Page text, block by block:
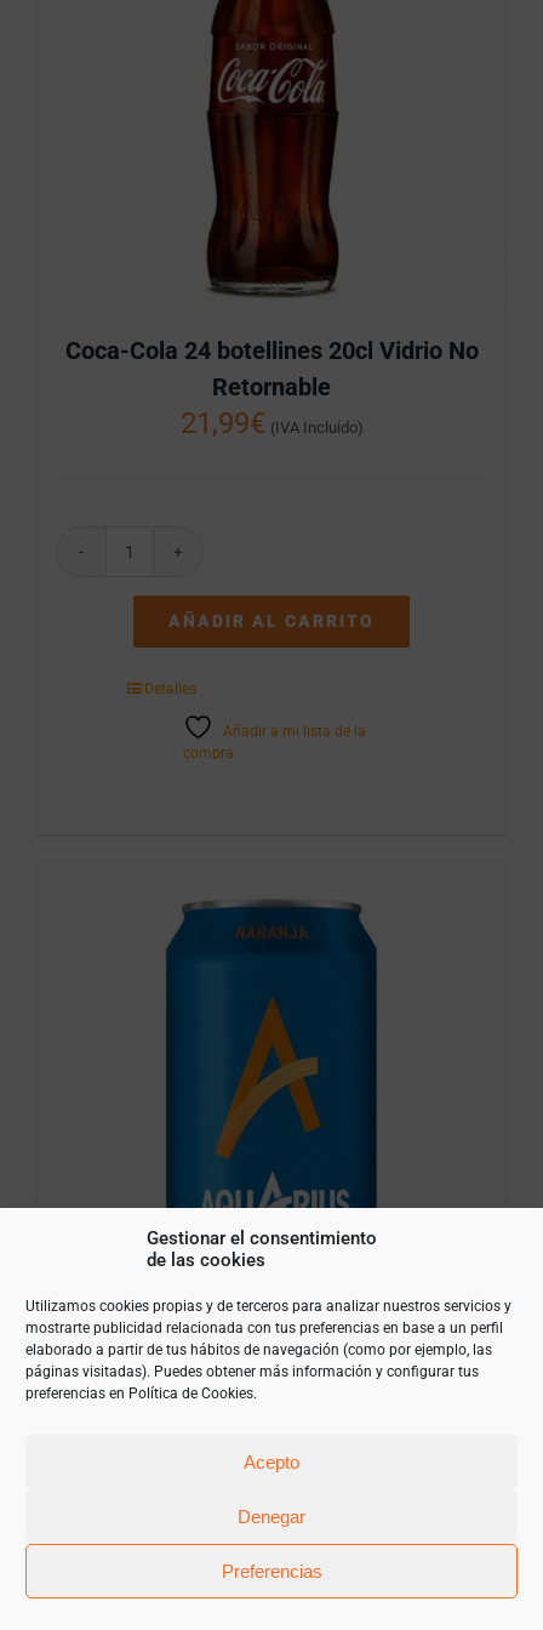
Gestionar el consentimiento
de las cookies
Utilizamos cookies propias y de terceros para analizar nuestros servicios y
mostrarte publicidad relacionada con tus preferencias en base a un perfil
elaborado a partir de tus hábitos de navegación (como por ejemplo, las
páginas visitadas). Puedes obtener más información y configurar tus
preferencias en Política de Cookies.
Acepto
Denegar
Preferencias
Coca-Cola 24 botellines 20cl Vidrio No
Retornable
21,99€ (IVA Incluido)
Coca-
botellines
Vidrio
Retornable
cantidad
AÑADIR AL CARRITO
Detalles
Añadir a mi lista de la
compra
Aquarius Naranja pack de 24 latas de